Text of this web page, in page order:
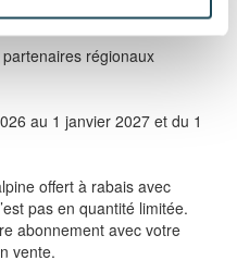
à venir.
régionaux
au 1 janvier 2027 et du 1
offert à rabais avec
pas en quantité limitée.
abonnement avec votre
vente.